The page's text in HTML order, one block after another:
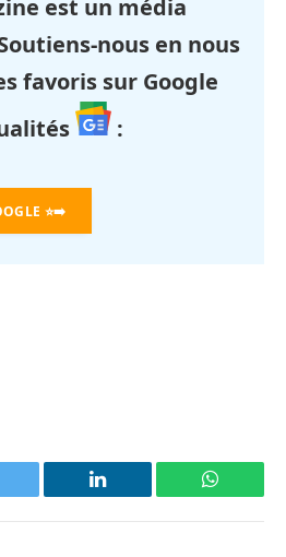
est un média
nous en nous
favoris sur Google
:
⭐➡️
LinkedIn